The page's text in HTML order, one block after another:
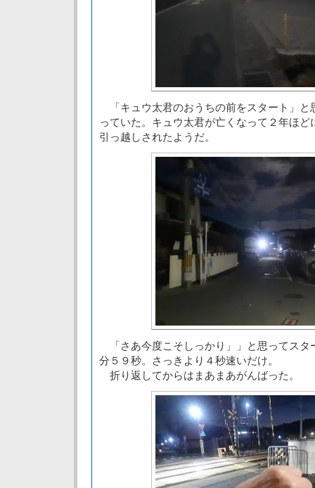
「キュウ太君のおうちの前をスタート」と
っていた。キュウ太君が亡くなって２年ほ
引っ越しされたようだ。
「さあ今度こそしっかり」」と思ってスタ
分５９秒。さっきより４秒速いだけ。
折り返してからはまあまあがんばった。